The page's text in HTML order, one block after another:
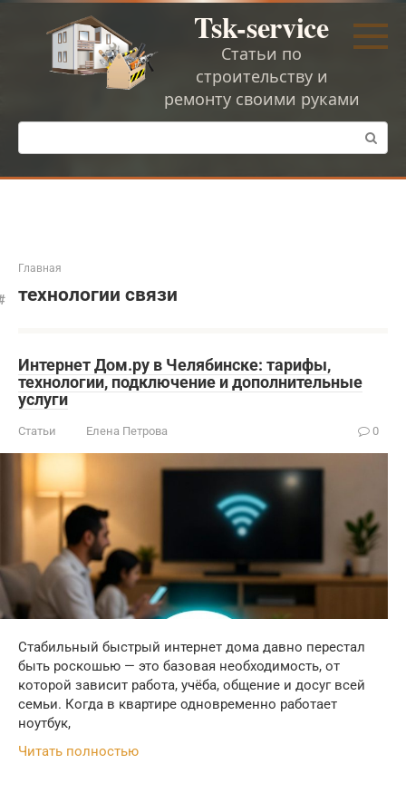
Перейти
Tsk-service
Статьи по
строительству и
ремонту своими руками
Поиск:
Главная
технологии связи
Интернет Дом.ру в Челябинске: тарифы,
технологии, подключение и дополнительные
услуги
Статьи Елена Петрова 0
Стабильный быстрый интернет дома давно перестал
быть роскошью — это базовая необходимость, от
которой зависит работа, учёба, общение и досуг всей
семьи. Когда в квартире одновременно работает
ноутбук,
Читать полностью